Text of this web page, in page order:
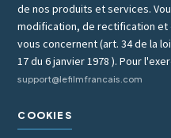
de nos produits et services.
modification, de rectification et
vous concernent (art. 34 de la
17 du 6 janvier 1978 ). Pour
support@lefilmfrancais.com
COOKIES